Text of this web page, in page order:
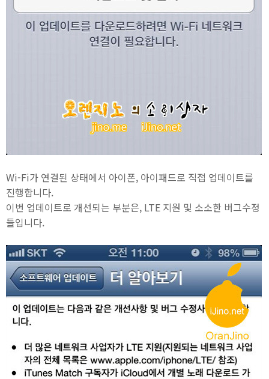
Wi-Fi가 연결된 상태에서 아이폰, 아이패드로 직접 업데이트를
진행합니다.
이번 업데이트로 개선되는 부분은, LTE 지원 및 소소한 버그수정
들입니다.